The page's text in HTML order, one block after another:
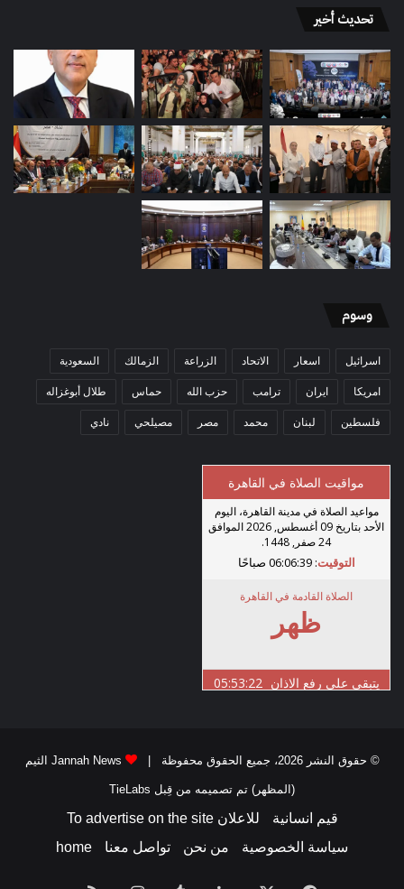
تحديث أخير
وسوم
اسرائيل اسعار الاتحاد الزراعة الزمالك السعودية
امريكا ايران ترامب حزب الله حماس طلال أبوغزاله
فلسطين لبنان محمد مصر مصيلحي نادي
© حقوق النشر 2026، جميع الحقوق محفوظة | Jannah News الثيم
(المظهر) تم تصميمه من قِبل TieLabs
قيم انسانية
للاعلان To advertise on the site
سياسة الخصوصية
من نحن تواصل معنا home